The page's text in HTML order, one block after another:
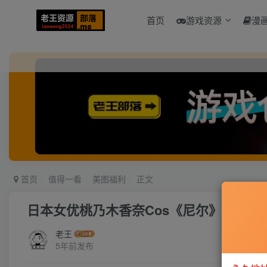
首页 游戏资源 漫
首页 值得一看 美图福利 正文
日本女优桃乃木香奈Cos《尼尔》2B 性
老王
5年前发布